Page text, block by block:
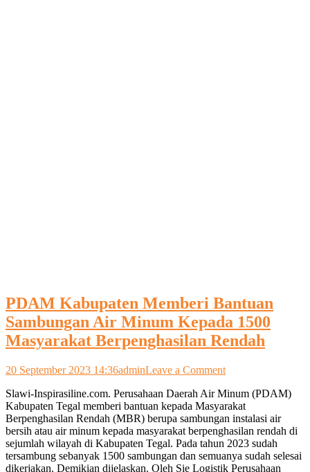
PDAM Kabupaten Memberi Bantuan
Sambungan Air Minum Kepada 1500
Masyarakat Berpenghasilan Rendah
20 September 2023 14:36adminLeave a Commenton
Kabupaten
Memberi
Bantuan
Sambungan
Air
Minum
Kepada
Slawi-Inspirasiline.com. Perusahaan Daerah Air Minum (PDAM)
Kabupaten Tegal memberi bantuan kepada Masyarakat
Berpenghasilan Rendah (MBR) berupa sambungan instalasi air
bersih atau air minum kepada masyarakat berpenghasilan rendah di
sejumlah wilayah di Kabupaten Tegal. Pada tahun 2023 sudah
tersambung sebanyak 1500 sambungan dan semuanya sudah selesai
dikerjakan. Demikian dijelaskan. Oleh Sie Logistik Perusahaan